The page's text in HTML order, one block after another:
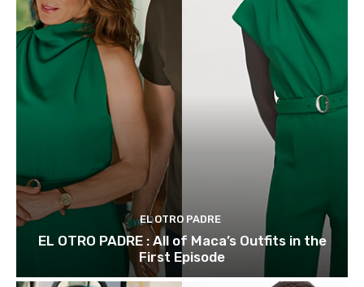
EL OTRO PADRE
EL OTRO PADRE : All of Maca’s Outfits in the
First Episode